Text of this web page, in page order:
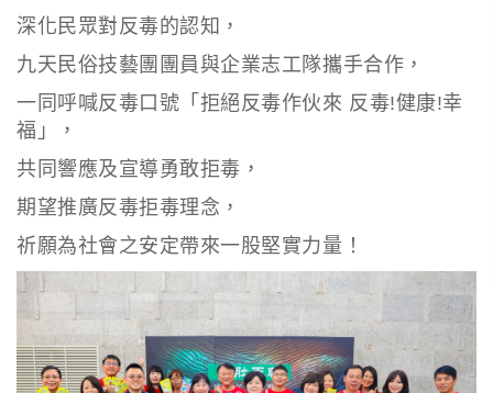
深化民眾對反毒的認知，
九天民俗技藝團團員與企業志工隊攜手合作，
一同呼喊反毒口號「拒絕反毒作伙來 反毒!健康!幸
福」，
共同響應及宣導勇敢拒毒，
期望推廣反毒拒毒理念，
祈願為社會之安定帶來一股堅實力量！